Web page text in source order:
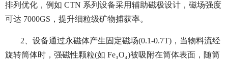
排列优化，例如 CTN 系列设备采用辅助磁极设计，磁场强度
可达 7000GS，提升细粒级矿物捕获率。
2、设备通过永磁体产生固定磁场(0.1-0.7T)，当物料流经
旋转筒体时，强磁性颗粒(如 Fe₃O₄)被吸附在筒体表面，随筒